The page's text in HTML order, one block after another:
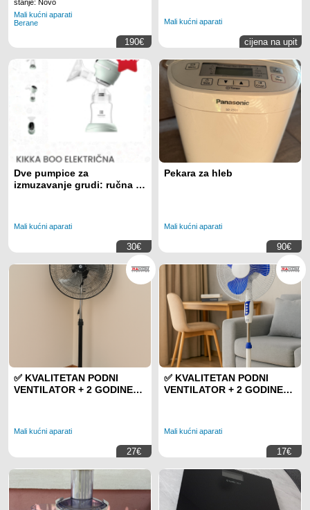
stanje: Novo
Mali kućni aparati
Berane
190€
Mali kućni aparati
cijena na upit
Dve pumpice za
izmuzavanje grudi: ručna i
Mali kućni aparati
30€
Pekara za hleb
Mali kućni aparati
90€
✅ KVALITETAN PODNI
VENTILATOR + 2 GODINE
Mali kućni aparati
27€
✅ KVALITETAN PODNI
VENTILATOR + 2 GODINE
Mali kućni aparati
17€